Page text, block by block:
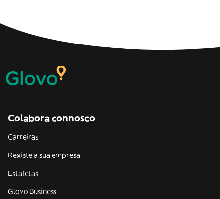
Colabora connosco
Carreiras
Registe a sua empresa
Estafetas
Glovo Business